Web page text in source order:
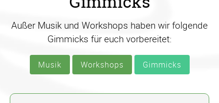
Außer Musik und Workshops haben wir folgende
Gimmicks für euch vorbereitet:
Musik Workshops Gimmicks